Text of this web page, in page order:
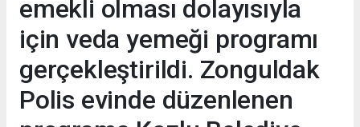
emekli olması dolayısıyla
için veda yemeği programı
gerçekleştirildi. Zonguldak
Polis evinde düzenlenen